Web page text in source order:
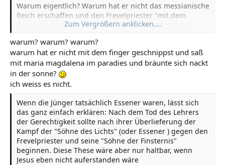
Warum eigentlich? Warum hat er nicht das messianische
Reich erschaffen und den Frevelpriester "mit dem
Gesetz vernichtet", wie es bei den Essenern gelehrt
Welt hinaus gesandt? Und warum hat er es zugelassen,
dass Paulus das Christentum mit Antisemitismus und
Antichristlichem durchsetzte? Warum hat er zugelassen,
dass im Namen des Christentums so viele Verbrechen
begangen wurden, anstatt die essenische
Zum Vergrößern anklicken....
warum? warum? warum?
warum hat er nicht mit dem finger geschnippst und saß
mit maria magdalena im paradies und bräunte sich nackt
in der sonne?
ich weiss es nicht.
Wenn die Jünger tatsächlich Essener waren, lässt sich
das ganz einfach erklären: Nach dem Tod des Lehrers
der Gerechtigkeit sollte nach ihrer Überlieferung der
Kampf der "Söhne des Lichts" (oder Essener ) gegen den
Frevelpriester und seine "Söhne der Finsternis"
beginnen. Diese These wäre aber nur haltbar, wenn
Jesus eben nicht auferstanden wäre